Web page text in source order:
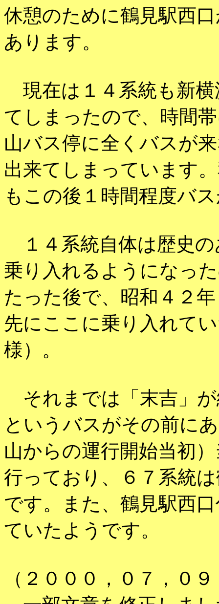
休憩のために鶴見駅西
あります。
現在は１４系統も新
てしまったので、時間
山バス停に全くバスが
出来てしまっています
もこの後１時間程度バ
１４系統自体は歴史
乗り入れるようになっ
たった後で、昭和４２
先にここに乗り入れて
様）。
それまでは「末吉」
というバスがその前に
山からの運行開始当初
行っており、６７系統
です。また、鶴見駅西
ていたようです。
（２０００，０７，０